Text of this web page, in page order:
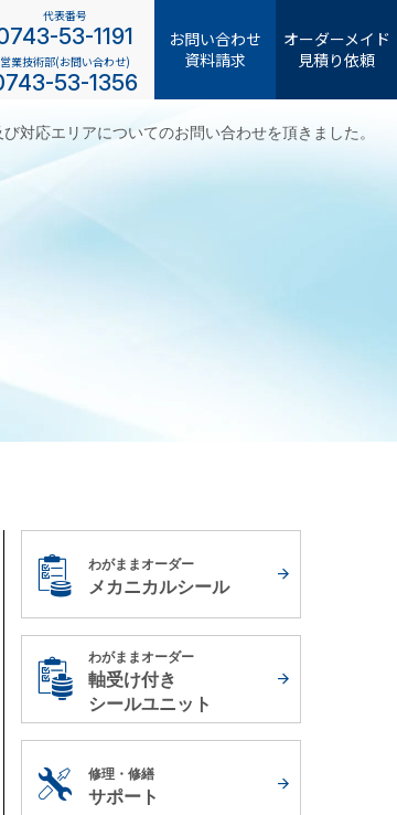
代表番号
53-1191
営業技術部(お問い合わせ)
53-1356
お問い合わせ
資料請求
オーダーメイド
見積り依頼
対応エリアについてのお問い合わせを頂きました。
わがままオーダー
メカニカルシール
わがままオーダー
軸受け付き
シールユニット
修理・修繕
サポート